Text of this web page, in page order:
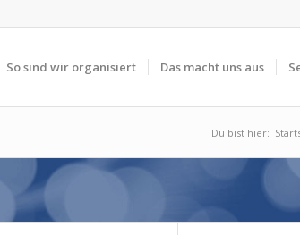
So sind wir organisiert Das macht uns aus
Du bist hier: